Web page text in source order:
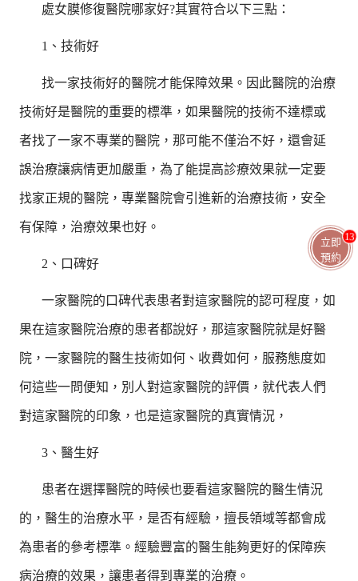
處女膜修復醫院哪家好?其實符合以下三點：
1、技術好
找一家技術好的醫院才能保障效果。因此醫院的治療
技術好是醫院的重要的標準，如果醫院的技術不達標或
者找了一家不專業的醫院，那可能不僅治不好，還會延
誤治療讓病情更加嚴重，為了能提高診療效果就一定要
找家正規的醫院，專業醫院會引進新的治療技術，安全
有保障，治療效果也好。
2、口碑好
一家醫院的口碑代表患者對這家醫院的認可程度，如
果在這家醫院治療的患者都說好，那這家醫院就是好醫
院，一家醫院的醫生技術如何、收費如何，服務態度如
何這些一問便知，別人對這家醫院的評價，就代表人們
對這家醫院的印象，也是這家醫院的真實情況，
3、醫生好
患者在選擇醫院的時候也要看這家醫院的醫生情況
的，醫生的治療水平，是否有經驗，擅長領域等都會成
為患者的參考標準。經驗豐富的醫生能夠更好的保障疾
病治療的效果，讓患者得到專業的治療。
立即
預約
13